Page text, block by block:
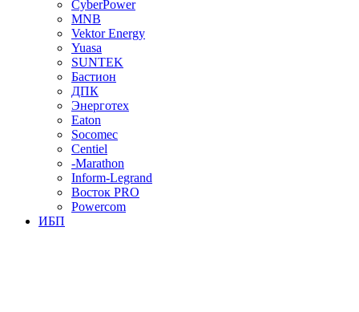
CyberPower
MNB
Vektor Energy
Yuasa
SUNTEK
Бастион
ДПК
Энерготех
Eaton
Socomec
Centiel
-Marathon
Inform-Legrand
Восток PRO
Powercom
ИБП